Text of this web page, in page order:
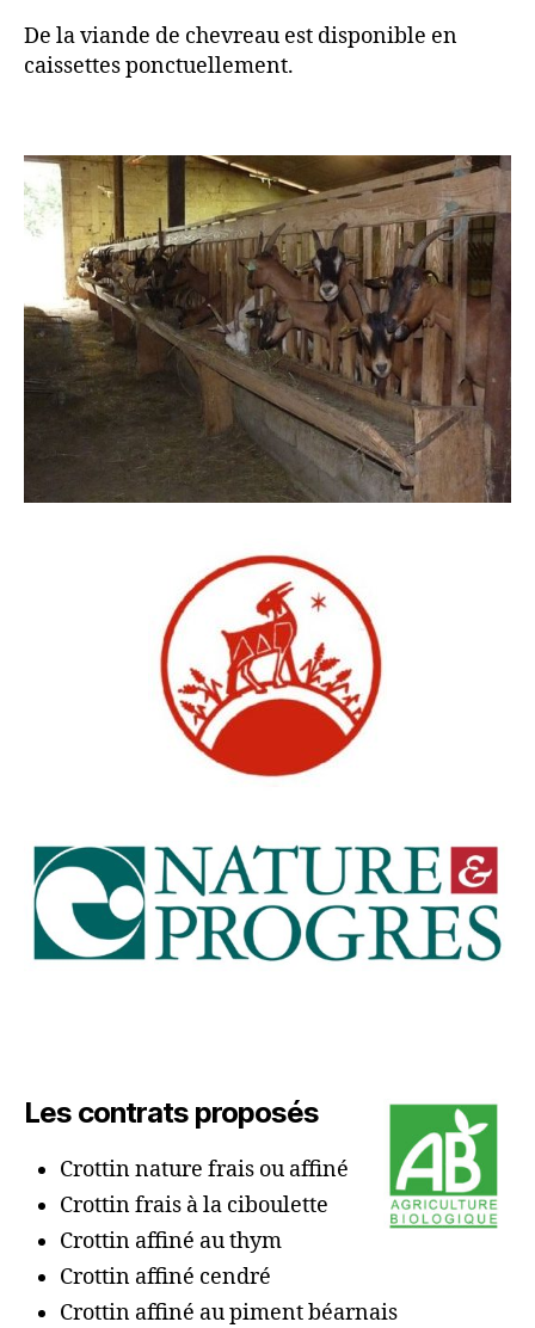
De la viande de chevreau est disponible en
caissettes ponctuellement.
Les contrats proposés
Crottin nature frais ou affiné
Crottin frais à la ciboulette
Crottin affiné au thym
Crottin affiné cendré
Crottin affiné au piment béarnais